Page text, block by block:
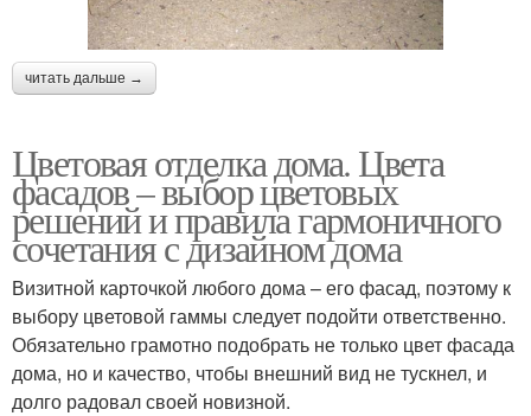
читать дальше →
Цветовая отделка дома. Цвета
фасадов – выбор цветовых
решений и правила гармоничного
сочетания с дизайном дома
Визитной карточкой любого дома – его фасад, поэтому к
выбору цветовой гаммы следует подойти ответственно.
Обязательно грамотно подобрать не только цвет фасада
дома, но и качество, чтобы внешний вид не тускнел, и
долго радовал своей новизной.